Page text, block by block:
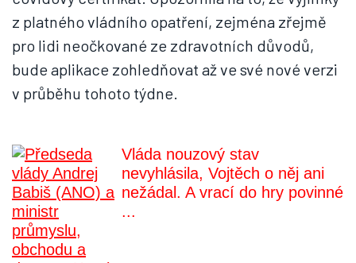
z platného vládního opatření, zejména zřejmě
pro lidi neočkované ze zdravotních důvodů,
bude aplikace zohledňovat až ve své nové verzi
v průběhu tohoto týdne.
Vláda nouzový stav
nevyhlásila, Vojtěch o něj ani
nežádal. A vrací do hry povinné
...